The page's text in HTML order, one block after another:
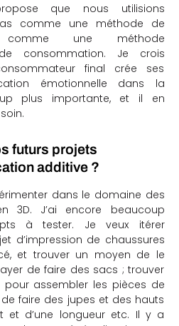
que nous utilisions
comme une méthode de
une méthode
consommation. Je crois
final crée ses
émotionnelle dans la
plus importante, et il en
futurs projets
additive ?
dans le domaine des
3D. J’ai encore beaucoup
à tester. Je veux itérer
d’impression de chaussures
et trouver un moyen de le
de faire des sacs ; trouver
assembler les pièces de
faire des jupes et des hauts
et d’une longueur etc. Il y a